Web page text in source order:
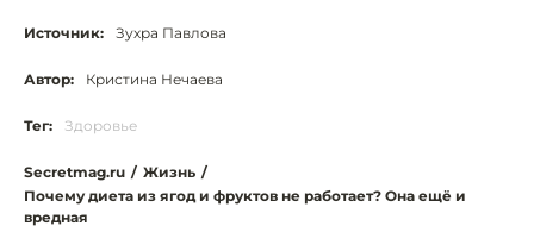
Источник: Зухра Павлова
Автор: Кристина Нечаева
Тег: Здоровье
Secretmag.ru / Жизнь /
Почему диета из ягод и фруктов не работает? Она ещё и
вредная